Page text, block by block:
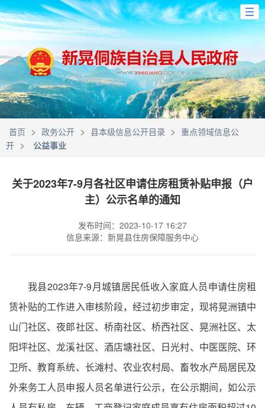
首页 > 政务公开 > 县本级信息公开目录 > 重点领域信息公
开 > 公益事业
关于2023年7-9月各社区申请住房租赁补贴申报（户
主）公示名单的通知
发布时间：2023-10-17 16:27
信息来源：新晃县住房保障服务中心
我县2023年7-9月城镇居民低收入家庭人员申请住房租
赁补贴的工作进入审核阶段，经过初步审定，现将晃洲镇中
山门社区、夜郎社区、桥南社区、桥西社区、晃洲社区、太
阳坪社区、龙溪社区、酒店塘社区、日光村、中医医院、环
卫所、教育系统、长滩村、农业农村局、畜牧水产局居民及
外来务工人员申报人员名单进行公示，在公示期间，如公示